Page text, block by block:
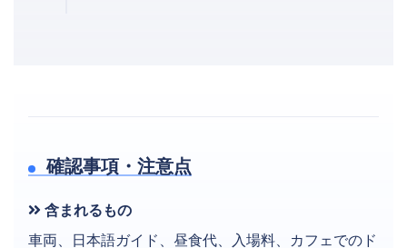
確認事項・注意点
含まれるもの
車両、日本語ガイド、昼食代、入場料、カフェでのド